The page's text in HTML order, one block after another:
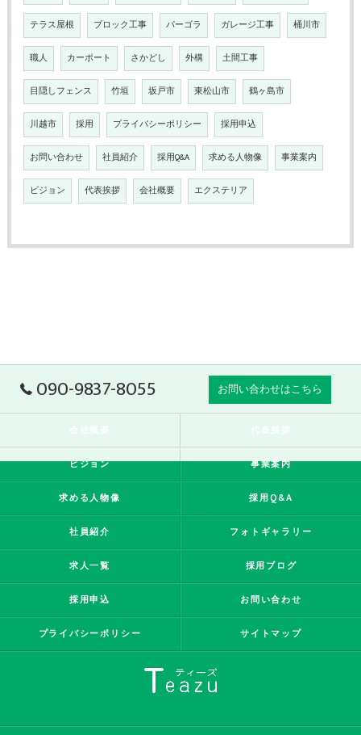
テラス屋根 ブロック工事 パーゴラ ガレージ工事 桶川市
職人 カーポート さかどし 外構 土間工事
目隠しフェンス 竹垣 坂戸市 東松山市 鶴ヶ島市
川越市 採用 プライバシーポリシー 採用申込
お問い合わせ 社員紹介 採用Q&A 求める人物像 事業案内
ビジョン 代表挨拶 会社概要 エクステリア
090-9837-8055 お問い合わせはこちら
会社概要 代表挨拶
ビジョン 事業案内
求める人物像 採用Q&A
社員紹介 フォトギャラリー
求人一覧 採用ブログ
採用申込 お問い合わせ
プライバシーポリシー サイトマップ